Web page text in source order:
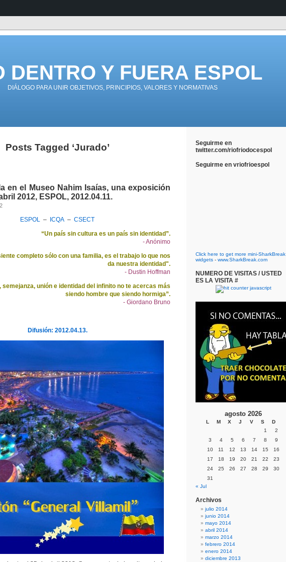
DENTRO Y FUERA ESPOL
DIÁLOGO PARA UNIR OBJETIVOS, PRINCIPIOS, VALORES Y NORMATIVAS
Posts Tagged ‘Jurado’
en el Museo Nahim Isaías, una exposición
2012, ESPOL, 2012.04.11.
ESPOL – ICQA – CSECT
“Un país sin cultura es un país sin identidad”.
- Anónimo
completo sólo con una familia, es el trabajo lo que nos
da nuestra identidad".
- Dustin Hoffman
semejanza, unión e identidad del infinito no te acercas más
siendo hombre que siendo hormiga”.
- Giordano Bruno
Difusión: 2012.04.13.
Seguirme en
twitter.com/riofriodocespol
Seguirme en vriofrioespol
Click here to get more mini-SharkBreak
widgets - www.SharkBreak.com
NUMERO DE VISITAS / USTED
ES LA VISITA #
agosto 2026
L M X J V S
D
1
2
3
4 5 6 7 8
9
10
11 12 13 14 15
16
17
18 19 20 21 22
23
24
25 26 27 28 29
30
31
« Jul
Archivos
julio 2014
junio 2014
mayo 2014
abril 2014
marzo 2014
febrero 2014
enero 2014
diciembre 2013